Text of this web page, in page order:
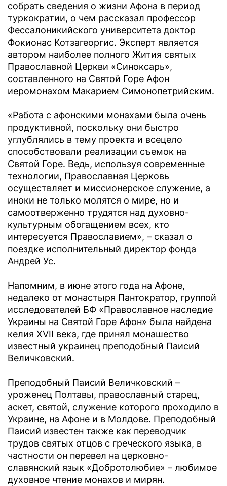
собрать сведения о жизни Афона в период
туркократии, о чем рассказал профессор
Фессалоникийского университета доктор
Фокионас Котзагеоргис. Эксперт является
автором наиболее полного Жития святых
Православной Церкви «Синоксарь»,
составленного на Святой Горе Афон
иеромонахом Макарием Симонопетрийским.
«Работа с афонскими монахами была очень
продуктивной, поскольку они быстро
углублялись в тему проекта и всецело
способствовали реализации съемок на
Святой Горе. Ведь, используя современные
технологии, Православная Церковь
осуществляет и миссионерское служение, а
иноки не только молятся о мире, но и
самоотверженно трудятся над духовно-
культурным обогащением всех, кто
интересуется Православием», – сказал о
поездке исполнительный директор фонда
Андрей Ус.
Напомним, в июне этого года на Афоне,
недалеко от монастыря Пантократор, группой
исследователей БФ «Православное наследие
Украины на Святой Горе Афон» была найдена
келия XVII века, где принял монашество
известный украинец преподобный Паисий
Величковский.
Преподобный Паисий Величковский –
уроженец Полтавы, православный старец,
аскет, святой, служение которого проходило в
Украине, на Афоне и в Молдове. Преподобный
Паисий известен также как переводчик
трудов святых отцов с греческого языка, в
частности он перевел на церковно-
славянский язык «Добротолюбие» – любимое
духовное чтение монахов и мирян.